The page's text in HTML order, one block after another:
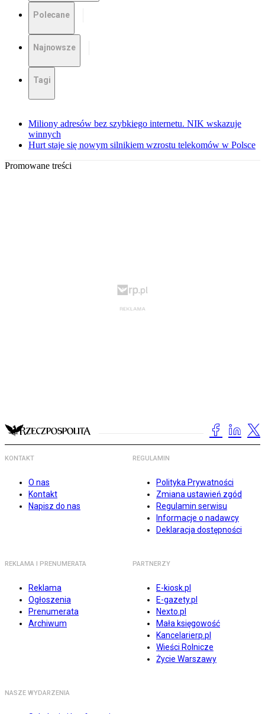
Polecane
Najnowsze
Tagi
Miliony adresów bez szybkiego internetu. NIK wskazuje
winnych
Hurt staje się nowym silnikiem wzrostu telekomów w Polsce
Promowane treści
KONTAKT
O nas
Kontakt
Napisz do nas
REGULAMIN
Polityka Prywatności
Zmiana ustawień zgód
Regulamin serwisu
Informacje o nadawcy
Deklaracja dostępności
REKLAMA I PRENUMERATA
Reklama
Ogłoszenia
Prenumerata
Archiwum
PARTNERZY
E-kiosk.pl
E-gazety.pl
Nexto.pl
Mała księgowość
Kancelarierp.pl
Wieści Rolnicze
Życie Warszawy
NASZE WYDARZENIA